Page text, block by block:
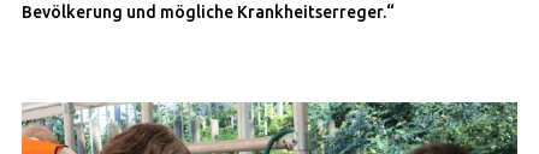
Bevölkerung und mögliche Krankheitserreger.“